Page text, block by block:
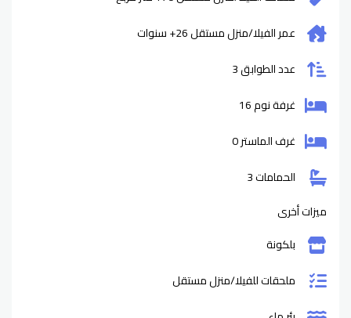
عمر الفيلا/منزل مستقل26+ سنوات
عدد الطوابق 3
غرفة نوم 16
غرف الماستر 0
الحمامات 3
ميزات أخرى
بلكونة
ملحقات للفيلا/منزل مستقل